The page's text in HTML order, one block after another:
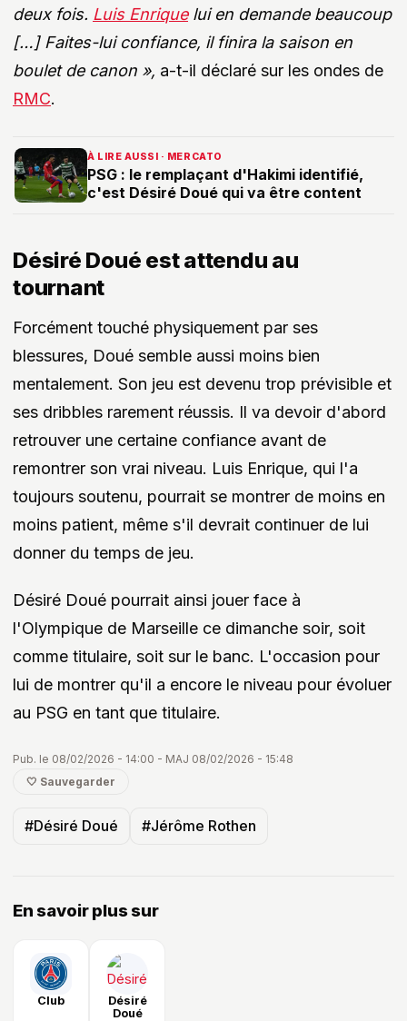
deux fois. Luis Enriquelui en demande beaucoup
[…] Faites-lui confiance, il finira la saison en
boulet de canon », a-t-il déclaré sur les ondes de
RMC.
À LIRE AUSSI · MERCATO
PSG : le remplaçant d'Hakimi identifié,
c'est Désiré Doué qui va être content
Désiré Doué est attendu au
tournant
Forcément touché physiquement par ses
blessures, Doué semble aussi moins bien
mentalement. Son jeu est devenu trop prévisible et
ses dribbles rarement réussis. Il va devoir d'abord
retrouver une certaine confiance avant de
remontrer son vrai niveau. Luis Enrique, qui l'a
toujours soutenu, pourrait se montrer de moins en
moins patient, même s'il devrait continuer de lui
donner du temps de jeu.
Désiré Doué pourrait ainsi jouer face à
l'Olympique de Marseille ce dimanche soir, soit
comme titulaire, soit sur le banc. L'occasion pour
lui de montrer qu'il a encore le niveau pour évoluer
au PSG en tant que titulaire.
Pub. le 08/02/2026 - 14:00 - MAJ 08/02/2026 - 15:48
🤍 Sauvegarder
#Désiré Doué #Jérôme Rothen
En savoir plus sur
Club
Désiré
Doué